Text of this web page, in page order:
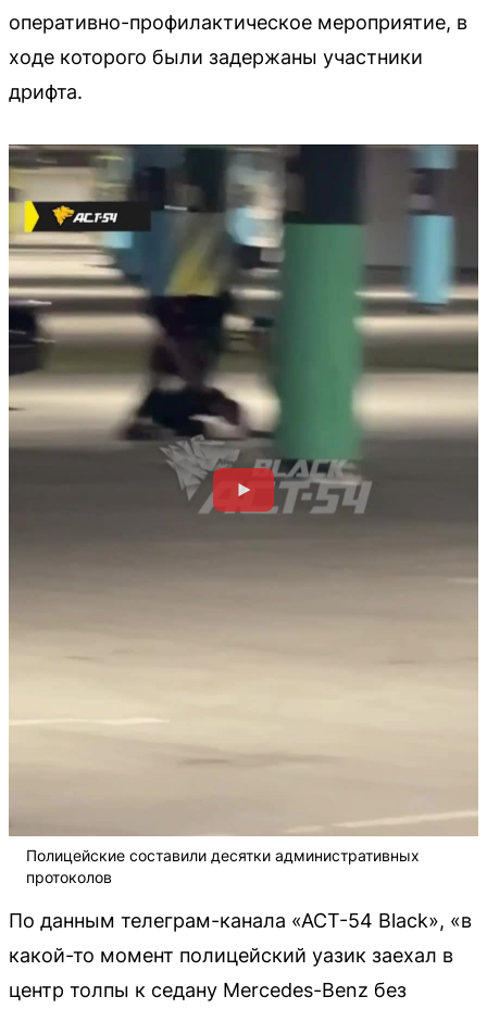
оперативно-профилактическое мероприятие, в
ходе которого были задержаны участники
дрифта.
Полицейские составили десятки административных
протоколов
По данным телеграм-канала «АСТ-54 Black», «в
какой-то момент полицейский уазик заехал в
центр толпы к седану Mercedes-Benz без